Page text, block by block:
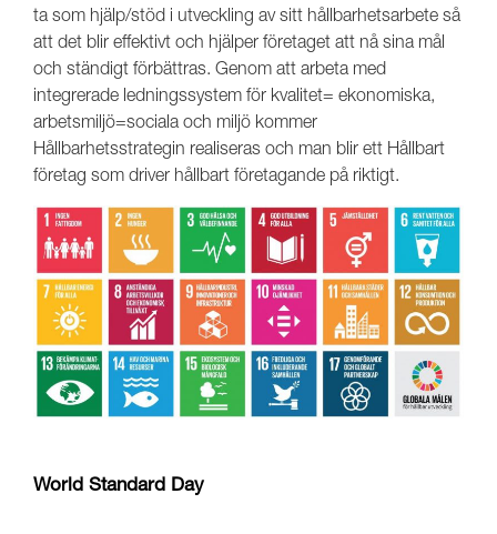
ta som hjälp/stöd i utveckling av sitt hållbarhetsarbete så
att det blir effektivt och hjälper företaget att nå sina mål
och ständigt förbättras. Genom att arbeta med
integrerade ledningssystem för kvalitet= ekonomiska,
arbetsmiljö=sociala och miljö kommer
Hållbarhetsstrategin realiseras och man blir ett Hållbart
företag som driver hållbart företagande på riktigt.
World Standard Day